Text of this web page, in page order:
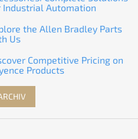
Industrial Automation
the Allen Bradley Parts
Us
Competitive Pricing on
Products